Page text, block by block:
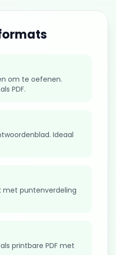
om te oefenen.
PDF.
Ideaal
met puntenverdeling
printbare PDF met